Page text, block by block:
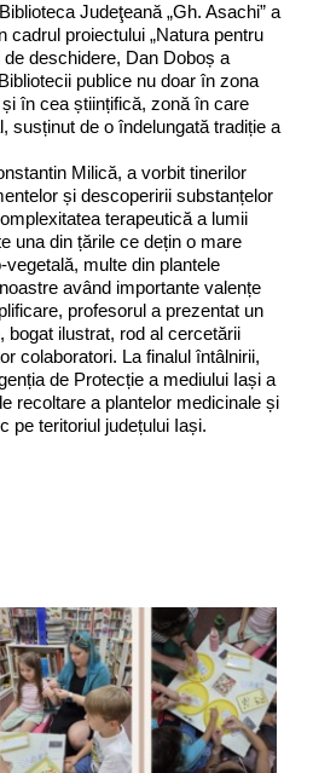
Judeţeană „Gh. Asachi” a
cadrul proiectului „Natura pentru
deschidere, Dan Doboș a
publice nu doar în zona
în cea științifică, zonă în care
susținut de o îndelungată tradiție a
Milică, a vorbit tinerilor
și descoperirii substanțelor
terapeutică a lumii
una din țările ce dețin o mare
multe din plantele
având importante valențe
profesorul a prezentat un
bogat ilustrat, rod al cercetării
colaboratori. La finalul întâlnirii,
de Protecție a mediului Iași a
recoltare a plantelor medicinale și
pe teritoriul județului Iași.